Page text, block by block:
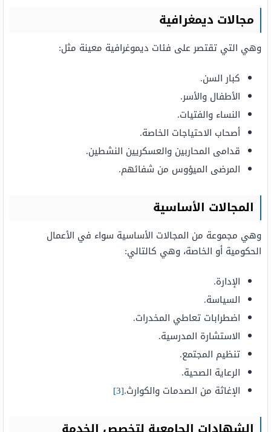
مجالات ديمغرافية
وهي التي تقتصر على فئات ديموغرافية معينة مثل:
كبار السن.
الأطفال والأسر.
النساء والفتيات.
أصحاب الاحتياجات الخاصة.
قدامى المحاربين والعسكريين النشطين.
المرضى الميؤوس من شفائهم.
المجالات الأساسية
وهي مجموعة من المجالات الأساسية سواء في الأعمال
الحكومية أو الخاصة، وهي كالتالي:
الإدارة.
السياسة.
اضطرابات تعاطي المخدرات.
الاستشارة المدرسية.
تنظيم المجتمع.
الرعاية الصحية.
الإغاثة من الصدمات والكوارث.[3]